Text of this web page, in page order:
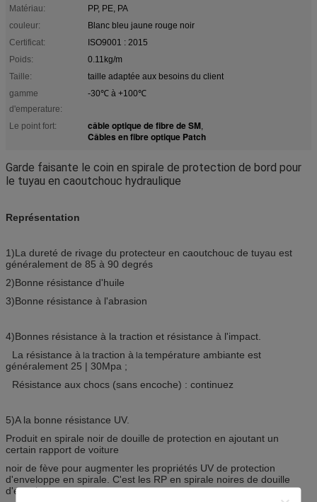
Matériau:
PP, PE, PA
couleur:
Blanc bleu jaune rouge noir
Certificat:
ISO9001 : 2015
Poids:
0.11kg/m
Taille:
taille adaptée aux besoins du client
gamme
d'emperature:
-30℃ à +100℃
Le point fort: câble optique de fibre de SM,
Câbles en fibre optique Patch
Garde faisante le coin en spirale de protection de bord pour
le tuyau en caoutchouc hydraulique
Représentation
1)La dureté de rivage du protecteur en caoutchouc de tuyau est
généralement de 85 à 90 degrés
2)Bonne résistance d'huile
3)Bonne résistance à l'abrasion
4)Bonnes résistance à la traction et résistance à l'impact.
La résistance à la traction à la température ambiante est
généralement 25 | 30Mpa ;
Résistance aux chocs (sans encoche) : continuez
5)A la bonne résistance UV.
Produit en spirale noir de douille de protection en ajoutant un
certain rapport de voiture
noir de fève pour augmenter les propriétés UV de protection
d'enveloppe en spirale. C'est les RP en spirale noires de douille
d'enveloppe